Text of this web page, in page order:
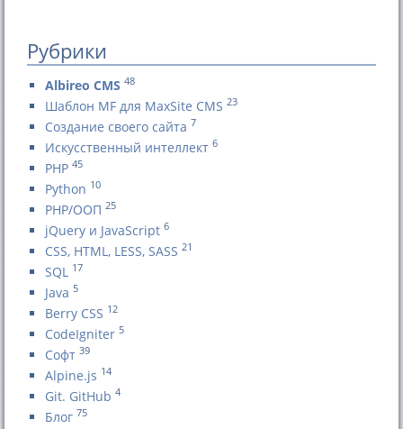
Рубрики
Albireo CMS 48
Шаблон MF для MaxSite CMS 23
Создание своего сайта 7
Искусственный интеллект 6
PHP 45
Python 10
PHP/ООП 25
jQuery и JavaScript 6
CSS, HTML, LESS, SASS 21
SQL 17
Java 5
Berry CSS 12
CodeIgniter 5
Софт 39
Alpine.js 14
Git. GitHub 4
Блог 75